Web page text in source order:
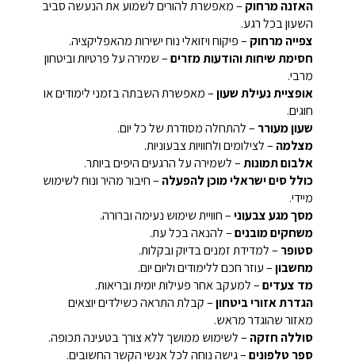
האזנה מרחוק – מאפשרת להורים לשמוע את הנעשה סביב
השעון בכל רגע.
צפייה מרחוק – פיקוח ויזואלי נוח ישירות מהאפליקציה.
חסימת שיחות והודעות מזרים– שמירה על פרטיות וביטחון
מרבי.
אופציית נעילת שעון– מאפשרת השבתה בזמני לימודים או
חוגים.
שעון מעורר – להתחלה מסודרת של כל יום.
מצלמה – לצילומים ולחוויות צבעוניות.
אלבום תמונות– לשמירה על הרגעים היפים ביותר.
כולל סים ישראלי מוכן להפעלה – חיבור מהיר ונוח לשימוש
מיידי.
מסך מגע צבעוני– חוויית שימוש נעימה וברורה.
משחקים מובנים– להנאה בכל עת.
סטופר – למדידת זמנים בדיוק ובקלות.
מחשבון– עוזר חכם ללימודים וליום יום.
מד צעדים– למעקב אחר פעילות יומית ובריאות.
הגדרת אזורי ביטחון– קבלת התראה כשילדים יוצאים
מאזור שהוגדר מראש.
סוללה חזקה – לשימוש ממושך ללא צורך בטעינה תכופה.
ספר טלפונים– גישה נוחה לכל אנשי הקשר החשובים.